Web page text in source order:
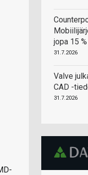
jopa 15
31.7.2026
Valve
CAD -
31.7.2026